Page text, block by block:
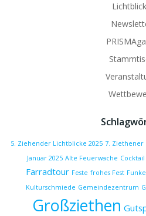
5. Ziehender Lichtblicke 2025 7. Ziethener
Januar 2025 Alte Feuerwache Cocktail
Farradtour Feste frohes Fest
Kulturschmiede Gemeindezentrum
Großziethen